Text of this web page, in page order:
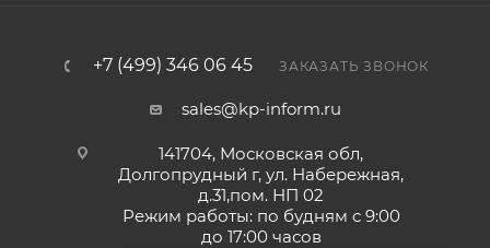
+7 (499) 346 06 45 ЗАКАЗАТЬ ЗВОНОК
sales@kp-inform.ru
141704, Московская обл,
Долгопрудный г, ул. Набережная,
д.31,пом. НП 02
Режим работы: по будням с 9:00
до 17:00 часов